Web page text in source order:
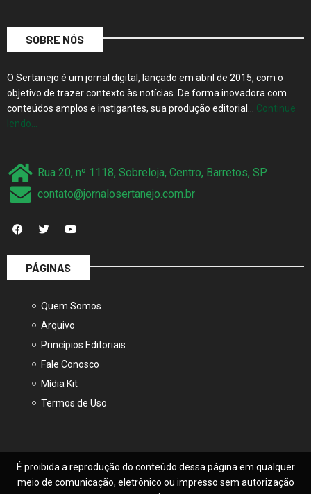
SOBRE NÓS
O Sertanejo é um jornal digital, lançado em abril de 2015, com o
objetivo de trazer contexto às notícias. De forma inovadora com
conteúdos amplos e instigantes, sua produção editorial… Continue
lendo…
Rua 20, nº 1118, Sobreloja, Centro, Barretos, SP
contato@jornalosertanejo.com.br
PÁGINAS
Quem Somos
Arquivo
Princípios Editoriais
Fale Conosco
Mídia Kit
Termos de Uso
É proibida a reprodução do conteúdo dessa página em qualquer
meio de comunicação, eletrônico ou impresso sem autorização